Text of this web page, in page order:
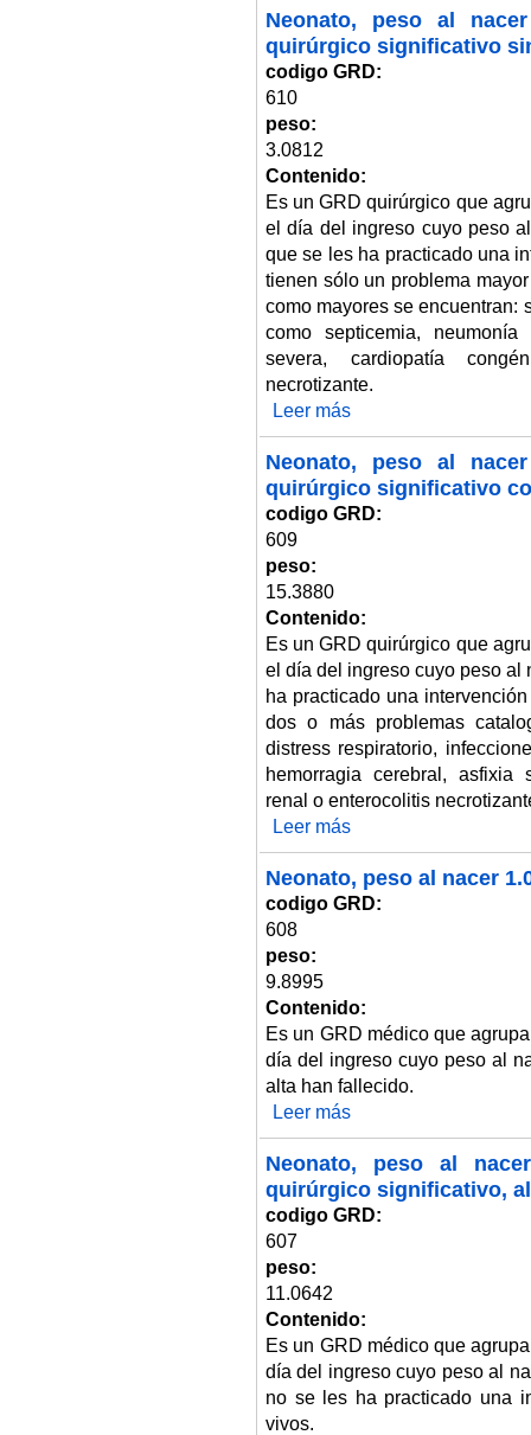
Neonato, peso al
quirúrgico significativo
codigo GRD:
610
peso:
3.0812
Contenido:
Es un GRD quirúrgico que
el día del ingreso cuyo peso
que se les ha practicado una
tienen sólo un problema
como mayores se encuentran:
como septicemia,
severa, cardiopatía
necrotizante.
Leer más
Neonato, peso al
quirúrgico significativo
codigo GRD:
609
peso:
15.3880
Contenido:
Es un GRD quirúrgico que
el día del ingreso cuyo peso al
ha practicado una
dos o más problemas
distress respiratorio,
hemorragia cerebral, asfixia
renal o enterocolitis
Leer más
Neonato, peso al nacer
codigo GRD:
608
peso:
9.8995
Contenido:
Es un GRD médico que
día del ingreso cuyo peso al
alta han fallecido.
Leer más
Neonato, peso al
quirúrgico significativo,
codigo GRD:
607
peso:
11.0642
Contenido:
Es un GRD médico que
día del ingreso cuyo peso al
no se les ha practicado una
vivos.